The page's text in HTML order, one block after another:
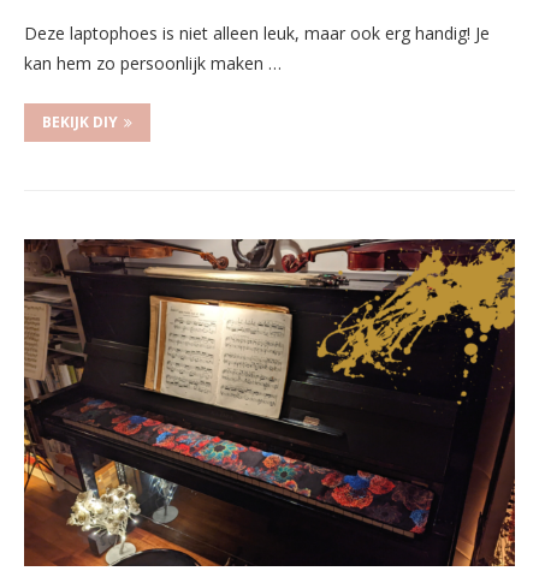
Deze laptophoes is niet alleen leuk, maar ook erg handig! Je
kan hem zo persoonlijk maken …
BEKIJK DIY